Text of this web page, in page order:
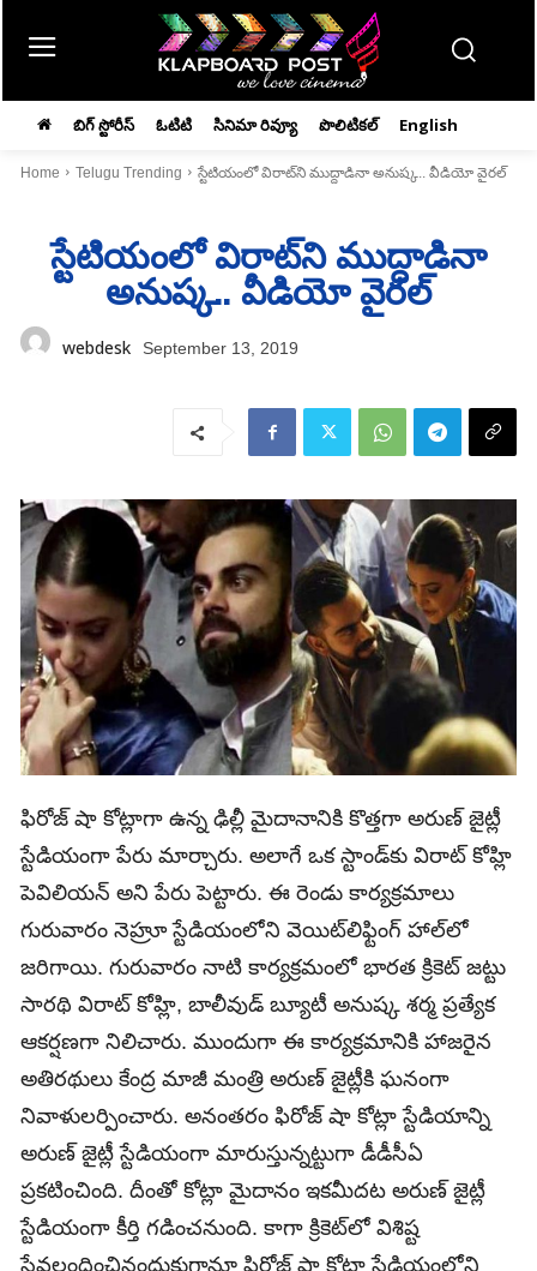
బిగ్ స్టోరీస్ ఓటిటి సినిమా రివ్యూ పొలిటికల్ English
Home Telugu Trending స్టేటియంలో విరాట్‌ని ముద్దాడినా అనుష్క.. వీడియో వైరల్‌
స్టేటియంలో విరాట్‌ని ముద్దాడినా
అనుష్క.. వీడియో వైరల్‌
webdesk September 13, 2019
ఫిరోజ్‌ షా కోట్లాగా ఉన్న ఢిల్లీ మైదానానికి కొత్తగా అరుణ్‌ జైట్లీ
స్టేడియంగా పేరు మార్చారు. అలాగే ఒక స్టాండ్‌కు విరాట్‌ కోహ్లి
పెవిలియన్‌ అని పేరు పెట్టారు. ఈ రెండు కార్యక్రమాలు
గురువారం నెహ్రూ స్టేడియంలోని వెయిట్‌లిఫ్టింగ్‌ హాల్‌లో
జరిగాయి. గురువారం నాటి కార్యక్రమంలో భారత క్రికెట్‌ జట్టు
సారథి విరాట్‌ కోహ్లి, బాలీవుడ్‌ బ్యూటీ అనుష్క శర్మ ప్రత్యేక
ఆకర్షణగా నిలిచారు. ముందుగా ఈ కార్యక్రమానికి హాజరైన
అతిరథులు కేంద్ర మాజీ మంత్రి అరుణ్‌ జైట్లీకి ఘనంగా
నివాళులర్పించారు. అనంతరం ఫిరోజ్‌ షా కోట్లా స్టేడియాన్ని
అరుణ్‌ జైట్లీ స్టేడియంగా మారుస్తున్నట్టుగా డీడీసీఏ
ప్రకటించింది. దీంతో కోట్లా మైదానం ఇకమీదట అరుణ్‌ జైట్లీ
స్టేడియంగా కీర్తి గడించనుంది. కాగా క్రికెట్‌లో విశిష్ట
సేవలందించినందుకుగానూ ఫిరోజ్‌ షా కోట్లా స్టేడియంలోని